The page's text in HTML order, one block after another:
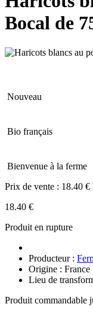
Bocal de
Nouveau
Bio français
Bienvenue à la ferme
Prix de vente : 18.40 €
18.40 €
Produit en rupture
Producteur :
Origine : France
Lieu de
Produit commandable